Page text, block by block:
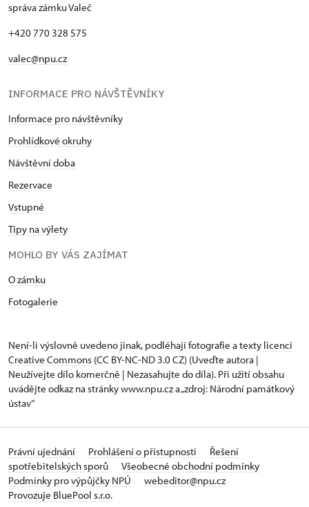
správa zámku Valeč
+420 770 328 575
valec@npu.cz
INFORMACE PRO NÁVŠTĚVNÍKY
Informace pro návštěvníky
Prohlídkové okruhy
Návštěvní doba
Rezervace
Vstupné
Tipy na výlety
MOHLO BY VÁS ZAJÍMAT
O zámku
Fotogalerie
Není-li výslovně uvedeno jinak, podléhají fotografie a texty licenci
Creative Commons (CC BY-NC-ND 3.0 CZ) (Uveďte autora |
Neužívejte dílo komerčně | Nezasahujte do díla). Při užití obsahu
uvádějte odkaz na stránky www.npu.cz a „zdroj: Národní památkový
ústav“
Právní ujednání Prohlášení o přístupnosti
Řešení
spotřebitelských sporů
Všeobecné obchodní podmínky
Podmínky pro výpůjčky NPÚ
webeditor@npu.cz
Provozuje BluePool s.r.o.